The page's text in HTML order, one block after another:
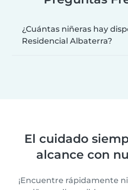
¿Cuántas niñeras hay
Residencial Albaterra?
El cuidado
alcance con
¡Encuentre rápidamente